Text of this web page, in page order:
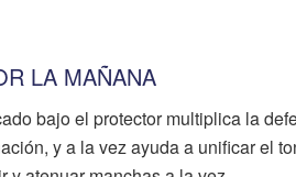
LA MAÑANA
bajo el protector multiplica la
y a la vez ayuda a unificar el